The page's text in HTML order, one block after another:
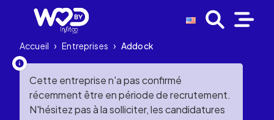
Accueil › Entreprises › Addock
Cette entreprise n'a pas confirmé
récemment être en période de recrutement.
N'hésitez pas à la solliciter, les candidatures